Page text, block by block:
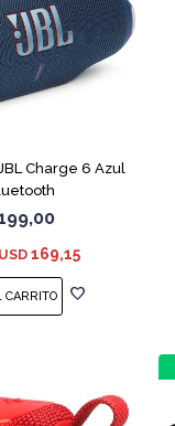
Charge 6 Azul
169,15